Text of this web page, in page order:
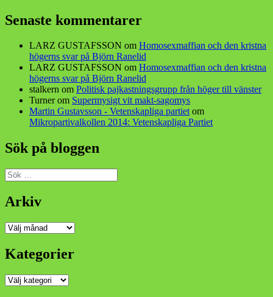
Senaste kommentarer
LARZ GUSTAFSSON om Homosexmaffian och den kristna
högerns svar på Björn Ranelid
LARZ GUSTAFSSON om Homosexmaffian och den kristna
högerns svar på Björn Ranelid
stalkern om Politisk pajkastningsgrupp från höger till vänster
Turnerom Supermysigt vit makt-sagomys
Martin Gustavsson - Vetenskapliga partietom
Mikropartivalkollen 2014: Vetenskapliga Partiet
Sök på bloggen
Sök
efter:
Arkiv
Arkiv
Kategorier
Kategorier